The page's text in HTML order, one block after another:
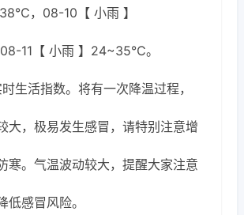
，08-10【 小雨 】
11【 小雨 】24~35℃。
生活指数。将有一次降温过程，
大，极易发生感冒，请特别注意增
寒。气温波动较大，提醒大家注意
低感冒风险。